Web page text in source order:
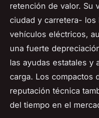
retención de valor. Su
ciudad y carretera- los
vehículos eléctricos,
una fuerte
las ayudas estatales y
carga. Los compactos
reputación técnica
del tiempo en el